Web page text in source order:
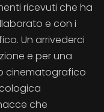
ricevuti che ha
e con i
Un arrivederci
e per una
cinematografico
che